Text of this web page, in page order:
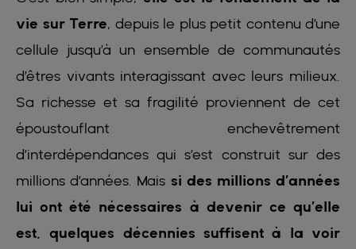
vie sur Terre, depuis le plus petit contenu d’une
cellule jusqu’à un ensemble de communautés
d’êtres vivants interagissant avec leurs milieux.
Sa richesse et sa fragilité proviennent de cet
époustouflant enchevêtrement
d’interdépendances qui s’est construit sur des
millions d’années. Mais si des millions d’années
lui ont été nécessaires à devenir ce qu’elle
est, quelques décennies suffisent à la voir